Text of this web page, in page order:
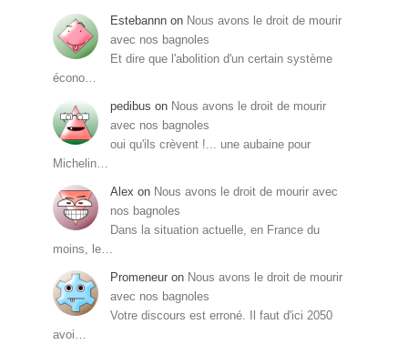
Estebannn on Nous avons le droit de mourir
avec nos bagnoles
Et dire que l'abolition d'un certain système
écono…
pedibus on Nous avons le droit de mourir
avec nos bagnoles
oui qu'ils crèvent !... une aubaine pour
Michelin…
Alex on Nous avons le droit de mourir avec
nos bagnoles
Dans la situation actuelle, en France du
moins, le…
Promeneur on Nous avons le droit de mourir
avec nos bagnoles
Votre discours est erroné. Il faut d'ici 2050
avoi…